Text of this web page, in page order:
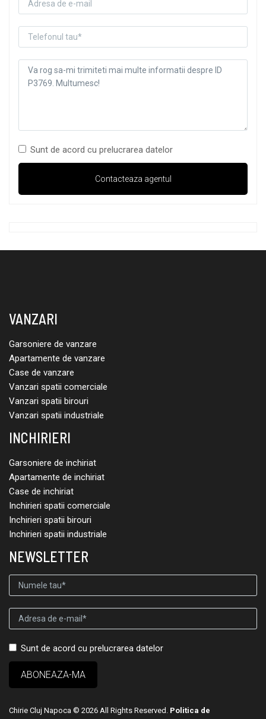
Sunt de acord cu prelucrarea datelor
VANZARI
Garsoniere de vanzare
Apartamente de vanzare
Case de vanzare
Vanzari spatii comerciale
Vanzari spatii birouri
Vanzari spatii industriale
INCHIRIERI
Garsoniere de inchiriat
Apartamente de inchiriat
Case de inchiriat
Inchirieri spatii comerciale
Inchirieri spatii birouri
Inchirieri spatii industriale
NEWSLETTER
Sunt de acord cu prelucrarea datelor
Chirie Cluj Napoca © 2026 All Rights Reserved. Politica de